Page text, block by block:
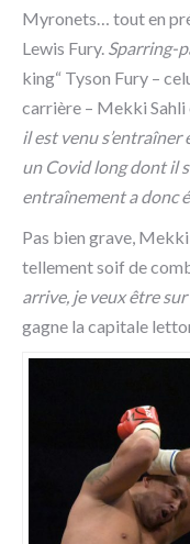
Myronets… tout en
Lewis Fury. Sparring-
king“ Tyson Fury –
carrière – Mekki Sahli
il est venu
un Covid long dont il
entraînement a donc
Pas bien grave,
tellement soif de
arrive, je veux être sur
gagne la capitale